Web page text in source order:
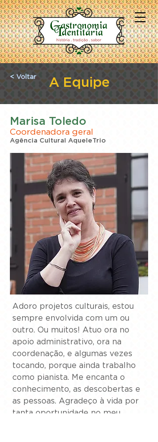
< Voltar A Equipe
Marisa Toledo
Coordenadora geral
Agência Cultural AqueleTrio
Adoro projetos culturais, estou
sempre envolvida com um ou
outro. Ou muitos! Atuo ora no
apoio administrativo, ora na
coordenação, e algumas vezes
tocando, porque ainda trabalho
como pianista. Me encanta o
conhecimento, as descobertas e
as pessoas. Agradeço à vida por
tanta oportunidade no meu